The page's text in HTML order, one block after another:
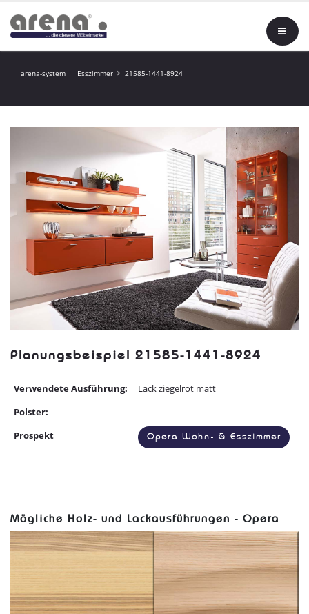
arena-system Esszimmer 21585-1441-8924
Planungsbeispiel 21585-1441-8924
Verwendete Ausführung:
Lack ziegelrot matt
Polster:
-
Prospekt
Opera Wohn- & Esszimmer
Mögliche Holz- und Lackausführungen - Opera